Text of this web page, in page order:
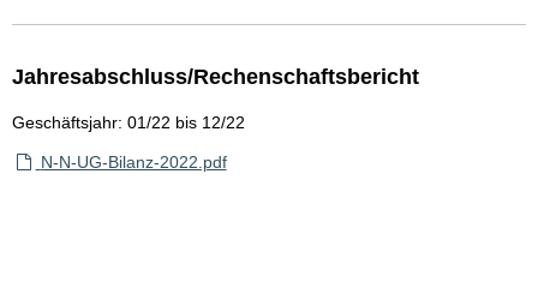
Jahresabschluss/Rechenschaftsbericht
Geschäftsjahr: 01/22 bis 12/22
N-N-UG-Bilanz-2022.pdf